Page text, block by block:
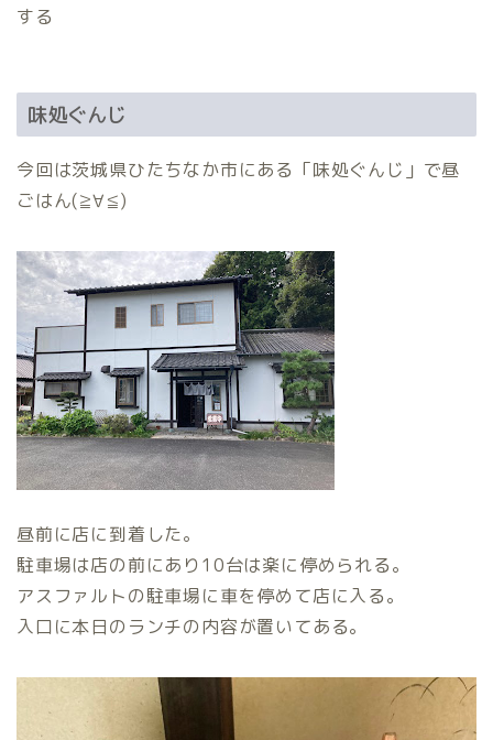
する
味処ぐんじ
今回は茨城県ひたちなか市にある「味処ぐんじ」で昼
ごはん(≧∀≦)
昼前に店に到着した。
駐車場は店の前にあり10台は楽に停められる。
アスファルトの駐車場に車を停めて店に入る。
入口に本日のランチの内容が置いてある。